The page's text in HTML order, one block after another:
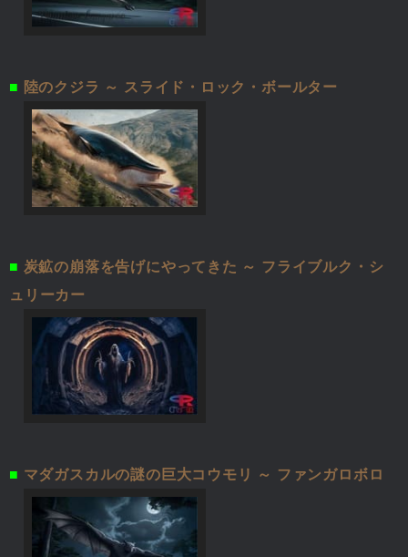
■ 陸のクジラ ～ スライド・ロック・ボールター
■ 炭鉱の崩落を告げにやってきた ～ フライブルク・シ
ュリーカー
■ マダガスカルの謎の巨大コウモリ ～ ファンガロボロ